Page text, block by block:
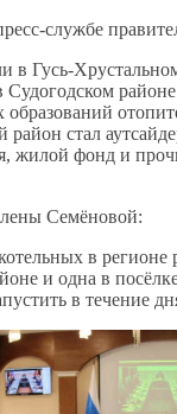
службе
Гусь-
район стал
жилой фонд и
Семёновой:
в регионе
и одна в
в течение